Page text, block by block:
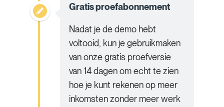
Gratis proefabonnement
Nadat je de demo hebt
voltooid, kun je gebruikmaken
van onze gratis proefversie
van 14 dagen om echt te zien
hoe je kunt rekenen op meer
inkomsten zonder meer werk